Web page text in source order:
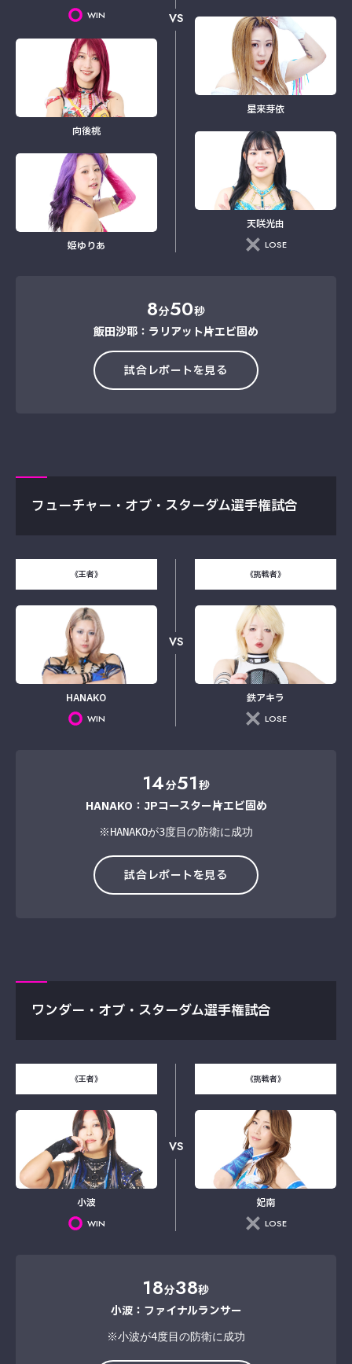
WIN
向後桃
姫ゆりあ
VS
星来芽依
天咲光由
LOSE
8分50秒
飯田沙耶：ラリアット→片エビ固め
試合レポートを見る
フューチャー・オブ・スターダム選手権試合
《王者》
HANAKO
WIN
VS
《挑戦者》
鉄アキラ
LOSE
14分51秒
HANAKO：JPコースター→片エビ固め
※HANAKOが3度目の防衛に成功
試合レポートを見る
ワンダー・オブ・スターダム選手権試合
《王者》
小波
WIN
VS
《挑戦者》
妃南
LOSE
18分38秒
小波：ファイナルランサー
※小波が4度目の防衛に成功